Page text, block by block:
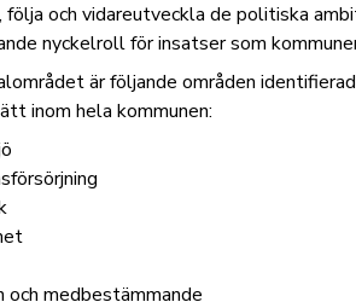
följa och vidareutveckla de politiska
nyckelroll för insatser som
är följande områden
inom hela kommunen:
och medbestämmande